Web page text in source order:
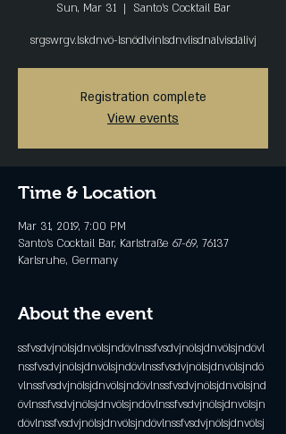
Sun, Mar 31
  |
Santo's Cocktail Bar
srgswrgv.lskdnvö-lsnödlvinlsdnvlisdnälvisdälivj
Registration complete
View events
Time & Location
Mar 31, 2019, 7:00 PM
Santo's Cocktail Bar, Karlstraße 67-69, 76137
Karlsruhe, Germany
About the event
ssfvsdvjnölsjdnvölsjndövlnssfvsdvjnölsjdnvölsjndövl
nssfvsdvjnölsjdnvölsjndövlnssfvsdvjnölsjdnvölsjndö
vlnssfvsdvjnölsjdnvölsjndövlnssfvsdvjnölsjdnvölsjnd
övlnssfvsdvjnölsjdnvölsjndövlnssfvsdvjnölsjdnvölsjn
dövlnssfvsdvjnölsjdnvölsjndövlnssfvsdvjnölsjdnvölsj